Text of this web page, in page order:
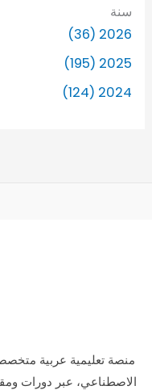
سنة
2026 (36)
2025 (195)
2024 (124)
منصة تعليمية عربية
الاصطناعي، عبر دورات